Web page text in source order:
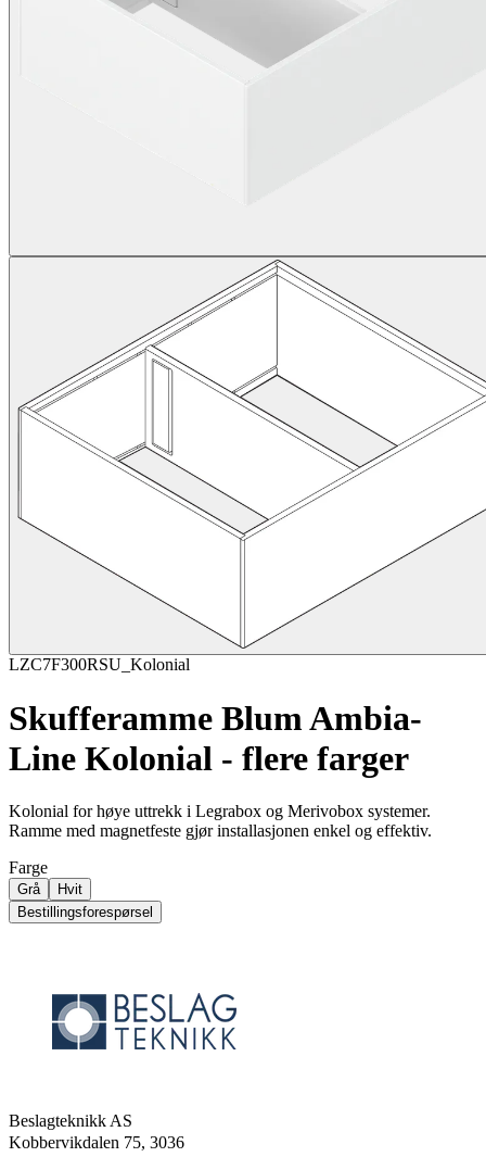
LZC7F300RSU_Kolonial
Skufferamme Blum Ambia-
Line Kolonial - flere farger
Kolonial for høye uttrekk i Legrabox og Merivobox systemer.
Ramme med magnetfeste gjør installasjonen enkel og effektiv.
Farge
Grå
Hvit
Bestillingsforespørsel
Beslagteknikk AS
Kobbervikdalen 75, 3036